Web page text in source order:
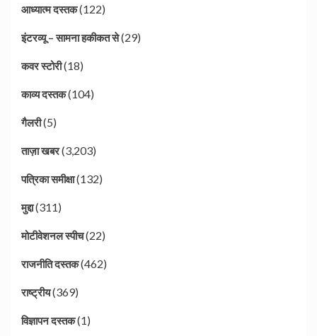
आध्यात्म दस्तक(122)
इंटरव्यू – सामना हकीकत से(29)
कवर स्टोरी(18)
काव्य दस्तक(104)
गैलरी(5)
ताज़ा खबर(3,203)
पत्रिका समीक्षा(132)
मुद्दा(311)
मोटीवेशनल स्पीच(22)
राजनीति दस्तक(462)
राष्ट्रीय(369)
विज्ञापन दस्तक(1)